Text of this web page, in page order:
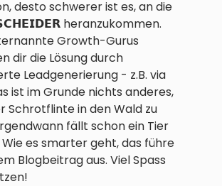
desto schwerer ist es, an die
heranzukommen.
Growth-Gurus
dir die Lösung durch
Leadgenerierung - z.B. via
ist im Grunde nichts anderes,
Schrotflinte in den Wald zu
fällt schon ein Tier
es smarter geht, das führe
Blogbeitrag aus. Viel Spass